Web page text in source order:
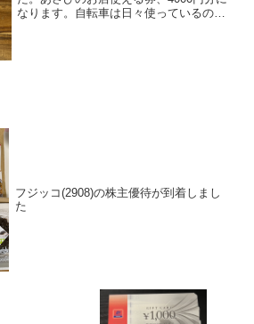
なります。自転車は日々使っているので
フジッコ(2908)の株主優待が到着しまし
た